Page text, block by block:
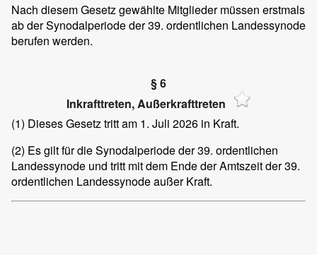
Nach diesem Gesetz gewählte Mitglieder müssen erstmals
ab der Synodalperiode der 39. ordentlichen Landessynode
berufen werden.
§ 6
Inkrafttreten, Außerkrafttreten
(1) Dieses Gesetz tritt am 1. Juli 2026 in Kraft.
(2) Es gilt für die Synodalperiode der 39. ordentlichen
Landessynode und tritt mit dem Ende der Amtszeit der 39.
ordentlichen Landessynode außer Kraft.